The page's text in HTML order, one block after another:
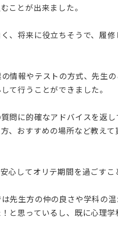
ことが出来ました。
、将来に役立ちそうで、履
情報やテストの方式、先生
て行うことができました。
問に的確なアドバイスを返
、おすすめの場所など教えて
心してオリテ期間を過ごすこ
先生方の仲の良さや学科の
と思っているし、既に心理